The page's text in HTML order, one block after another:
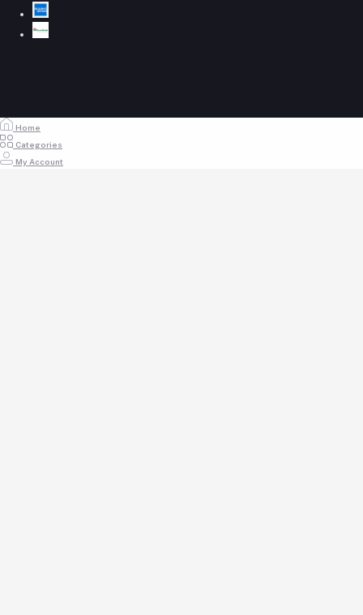
Home
Categories
My Account